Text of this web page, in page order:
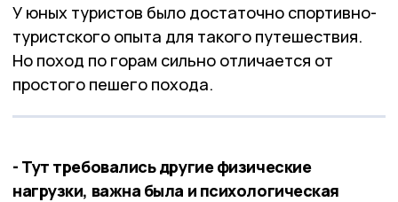
У юных туристов было достаточно спортивно-
туристского опыта для такого путешествия.
Но поход по горам сильно отличается от
простого пешего похода.
- Тут требовались другие физические
нагрузки, важна была и психологическая